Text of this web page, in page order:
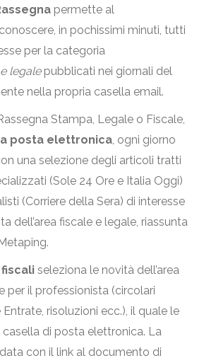
permette al
in pochissimi minuti, tutti
per la categoria
legalepubblicati nei giornali del
nella propria casella email.
Stampa, Legale o Fiscale,
posta elettronica, ogni giorno
una selezione degli articoli tratti
(Sole 24 Ore e Italia Oggi)
(Corriere della Sera) di interesse
dell’area fiscale e legale, riassunta
seleziona le novità dell’area
per il professionista (circolari
Entrate, risoluzioni ecc.), il quale le
casella di posta elettronica. La
con il link al documento di